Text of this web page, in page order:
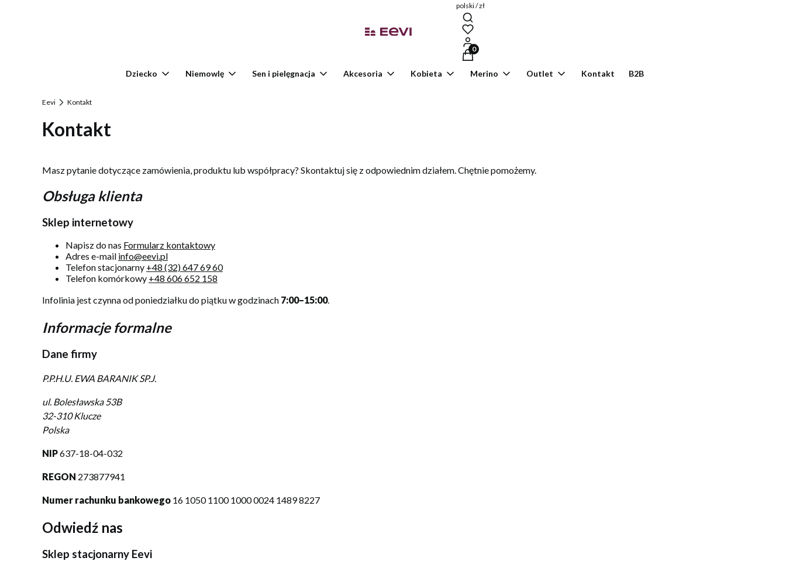
polski / zł
Produkty w koszyku: 0. Zobacz szczegóły
Dziecko Niemowlę Sen i pielęgnacja Akcesoria Kobieta Merino Outlet Kontakt B2B
Eevi Kontakt
Kontakt
Masz pytanie dotyczące zamówienia, produktu lub współpracy? Skontaktuj się z odpowiednim działem. Chętnie pomożemy.
Obsługa klienta
Sklep internetowy
Napisz do nas Formularz kontaktowy
Adres e-mail info@eevi.pl
Telefon stacjonarny +48 (32) 647 69 60
Telefon komórkowy +48 606 652 158
Infolinia jest czynna od poniedziałku do piątku w godzinach 7:00–15:00.
Informacje formalne
Dane firmy
P.P.H.U. EWA BARANIK SP.J.
ul. Bolesławska 53B
32-310 Klucze
Polska
NIP637-18-04-032
REGON 273877941
Numer rachunku bankowego 16 1050 1100 1000 0024 1489 8227
Odwiedź nas
Sklep stacjonarny Eevi